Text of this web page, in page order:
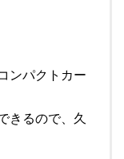
ンパクトカー
きるので、久